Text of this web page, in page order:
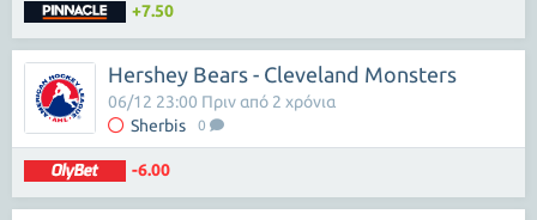
+7.50
Hershey Bears - Cleveland Monsters
Sherbis 0
06/12 23:00 Πριν από 2 χρόνια
-6.00